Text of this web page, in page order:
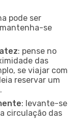
pode ser
se
: pense no
das
se viajar com
reservar um
: levante-se
circulação das